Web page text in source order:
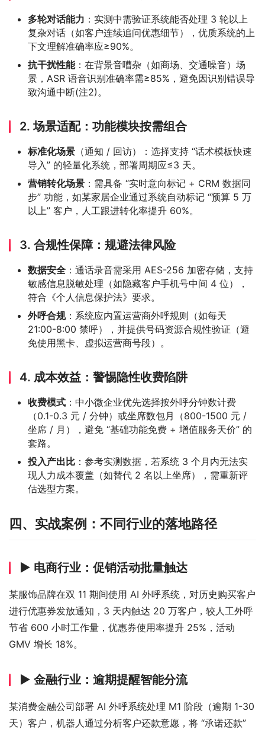
多轮对话能力 ：实测中需验证系统能否处理 3 轮以上
复杂对话（如客户连续追问优惠细节），优质系统的上
下文理解准确率应≥90%。
抗干扰性能：在背景音嘈杂（如商场、交通噪音）场
景，ASR 语音识别准确率需≥85%，避免因识别错误导
致沟通中断(注2)。
2. 场景适配：功能模块按需组合
标准化场景 （通知 / 回访）：选择支持 “话术模板快速
导入” 的轻量化系统，部署周期应≤3 天。
营销转化场景 ：需具备 “实时意向标记 + CRM 数据同
步” 功能，如某家居企业通过系统自动标记 “预算 5 万
以上” 客户，人工跟进转化率提升 60%。
3. 合规性保障：规避法律风险
数据安全 ：通话录音需采用 AES-256 加密存储，支持
敏感信息脱敏处理（如隐藏客户手机号中间 4 位），
符合《个人信息保护法》要求。
外呼合规：系统应内置运营商外呼规则（如每天
21:00-8:00 禁呼），并提供号码资源合规性验证（避
免使用黑卡、虚拟运营商号段）。
4. 成本效益：警惕隐性收费陷阱
收费模式 ：中小微企业优先选择按外呼分钟数计费
（0.1-0.3 元 / 分钟）或坐席数包月（800-1500 元 /
坐席 / 月），避免 “基础功能免费 + 增值服务天价” 的
套路。
投入产出比 ：参考实测数据，若系统 3 个月内无法实
现人力成本覆盖（如替代 2 名以上坐席），需重新评
估选型方案。
四、实战案例：不同行业的落地路径
▶ 电商行业：促销活动批量触达
某服饰品牌在双 11 期间使用 AI 外呼系统，对历史购买客户
进行优惠券发放通知，3 天内触达 20 万客户，较人工外呼
节省 600 小时工作量，优惠券使用率提升 25%，活动
GMV 增长 18%。
▶ 金融行业：逾期提醒智能分流
某消费金融公司部署 AI 外呼系统处理 M1 阶段（逾期 1-30
天）客户，机器人通过分析客户还款意愿，将 “承诺还款”